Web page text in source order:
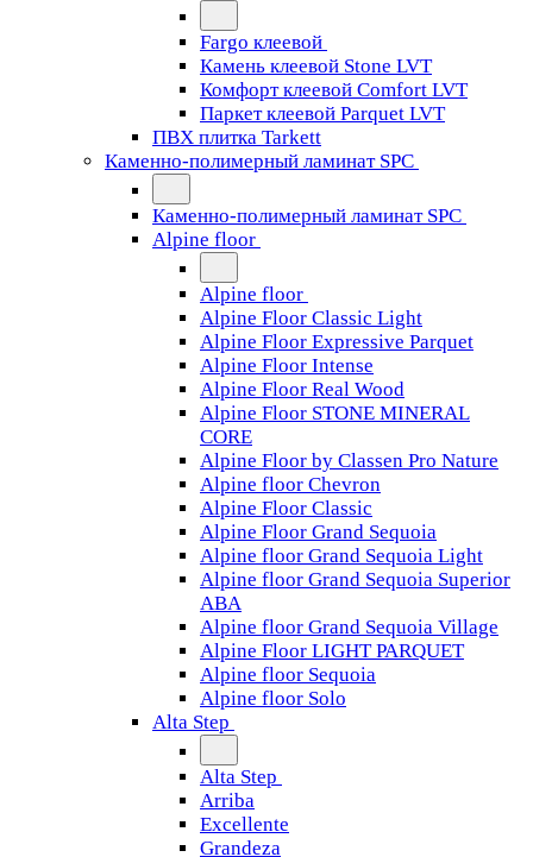
Fargo клеевой
Камень клеевой Stone LVT
Комфорт клеевой Comfort LVT
Паркет клеевой Parquet LVT
ПВХ плитка Tarkett
Каменно-полимерный ламинат SPC
Каменно-полимерный ламинат SPC
Alpine floor
Alpine floor
Alpine Floor Classic Light
Alpine Floor Expressive Parquet
Alpine Floor Intense
Alpine Floor Real Wood
Alpine Floor STONE MINERAL
CORE
Alpine Floor by Classen Pro Nature
Alpine floor Chevron
Alpine Floor Classic
Alpine Floor Grand Sequoia
Alpine floor Grand Sequoia Light
Alpine floor Grand Sequoia Superior
ABA
Alpine floor Grand Sequoia Village
Alpine Floor LIGHT PARQUET
Alpine floor Sequoia
Alpine floor Solo
Alta Step
Alta Step
Arriba
Excellente
Grandeza